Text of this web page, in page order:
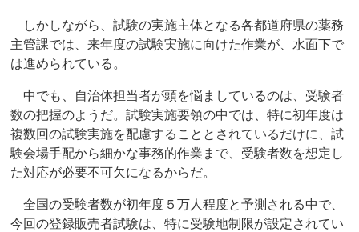
しかしながら、試験の実施主体となる各都道府県の薬務
主管課では、来年度の試験実施に向けた作業が、水面下で
は進められている。
中でも、自治体担当者が頭を悩ましているのは、受験者
数の把握のようだ。試験実施要領の中では、特に初年度は
複数回の試験実施を配慮することとされているだけに、試
験会場手配から細かな事務的作業まで、受験者数を想定し
た対応が必要不可欠になるからだ。
全国の受験者数が初年度５万人程度と予測される中で、
今回の登録販売者試験は、特に受験地制限が設定されてい